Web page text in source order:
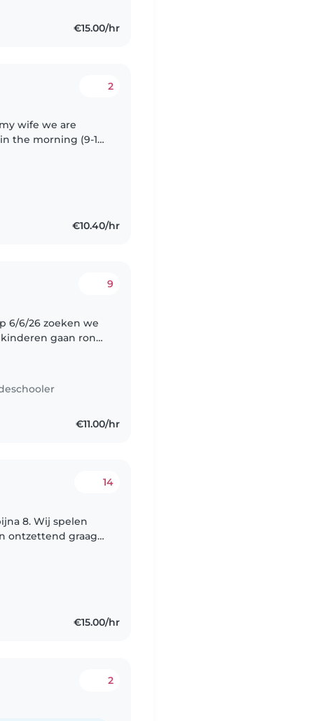
€15.00/hr
2
wife we are
the morning (9-10
€10.40/hr
9
6/6/26 zoeken we
kinderen gaan rond
€11.00/hr
14
8. Wij spelen
ontzettend graag
€15.00/hr
2